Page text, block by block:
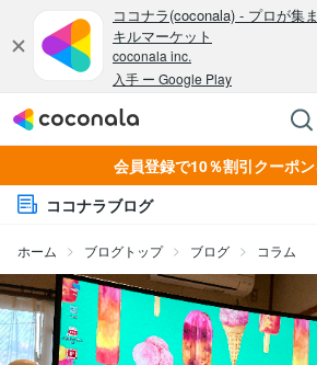
会員登録で10％割引クーポン
ココナラブログ
ホーム ブログトップ ブログ コラム